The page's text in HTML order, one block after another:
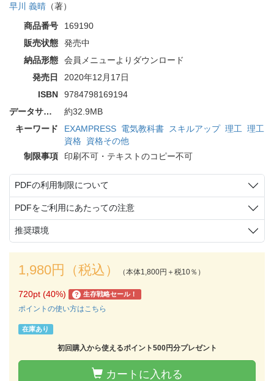
早川 義晴 （著）
商品番号
169190
販売状態
発売中
納品形態
会員メニューよりダウンロード
発売日
2020年12月17日
ISBN
9784798169194
データサイズ
約32.9MB
キーワード
EXAMPRESS 電気教科書 スキルアップ 理工 理工
資格 資格その他
制限事項
印刷不可・テキストのコピー不可
PDFの利用制限について
PDFをご利用にあたっての注意
推奨環境
1,980円（税込） （本体1,800円＋税10％）
720pt (40%) ? 生存戦略セール！
ポイントの使い方はこちら
在庫あり
初回購入から使えるポイント500円分プレゼント
カートに入れる